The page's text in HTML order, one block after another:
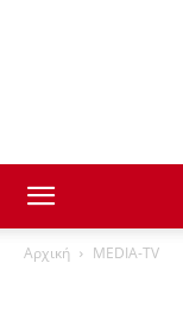
Αρχική ΜEDIA-TV